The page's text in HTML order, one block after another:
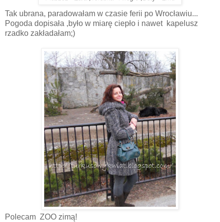
Tak ubrana, paradowałam w czasie ferii po Wrocławiu...
Pogoda dopisała ,było w miarę ciepło i nawet kapelusz
rzadko zakładałam;)
Polecam ZOO zimą!